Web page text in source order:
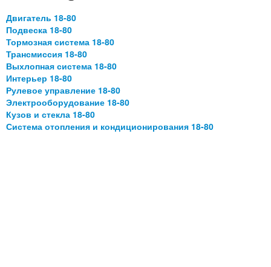
Двигатель 18-80
Подвеска 18-80
Тормозная система 18-80
Трансмиссия 18-80
Выхлопная система 18-80
Интерьер 18-80
Рулевое управление 18-80
Электрооборудование 18-80
Кузов и стекла 18-80
Система отопления и кондиционирования 18-80